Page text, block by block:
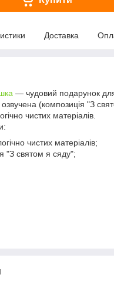
Доставка
— чудовий подарунок
(композиція "З
чистих матеріалів.
чистих матеріалів;
"З святом я сяду";